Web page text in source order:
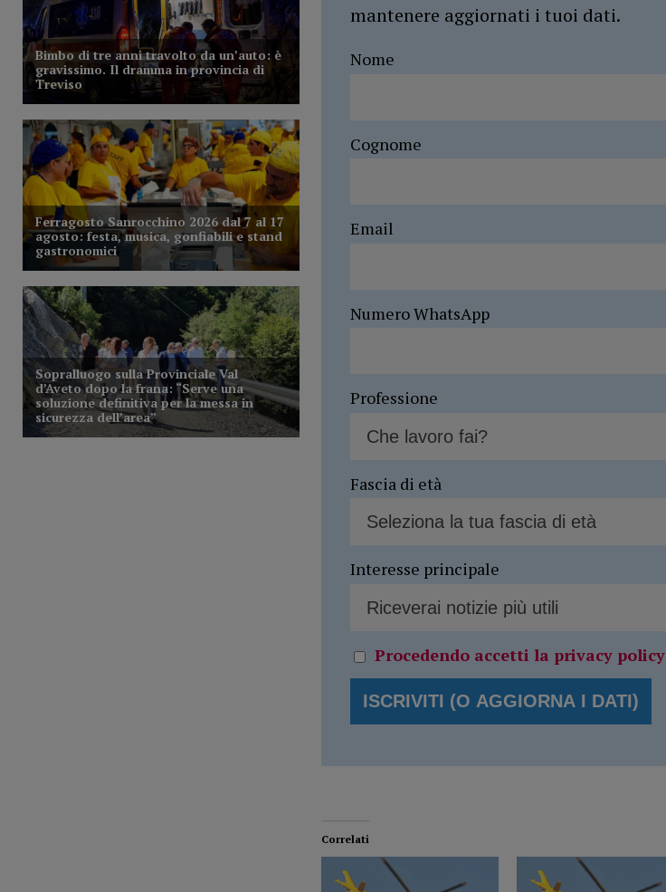
mantenere aggiornati i tuoi dati.
Nome
Cognome
Email
Numero WhatsApp
Professione
Fascia di età
Interesse principale
Procedendo accetti la privacy policy
Correlati